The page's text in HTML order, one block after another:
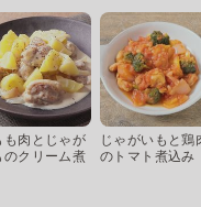
も肉とじゃが
のクリーム煮
じゃがいもと鶏
のトマト煮込み